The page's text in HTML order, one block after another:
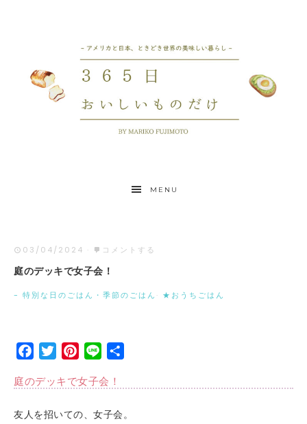
MENU
03/04/2024 ·
コメントする
庭のデッキで女子会！
- 特別な日のごはん・季節のごはん · ★おうちごはん
Facebook
TwitterPinterest
Line
庭のデッキで女子会！
友人を招いての、女子会。